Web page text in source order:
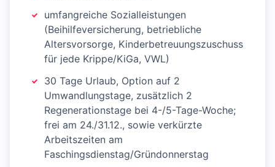
umfangreiche Sozialleistungen
(Beihilfeversicherung, betriebliche
Altersvorsorge, Kinderbetreuungszuschuss
für jede Krippe/KiGa, VWL)
30 Tage Urlaub, Option auf 2
Umwandlungstage, zusätzlich 2
Regenerationstage bei 4-/5-Tage-Woche;
frei am 24./31.12., sowie verkürzte
Arbeitszeiten am
Faschingsdienstag/Gründonnerstag